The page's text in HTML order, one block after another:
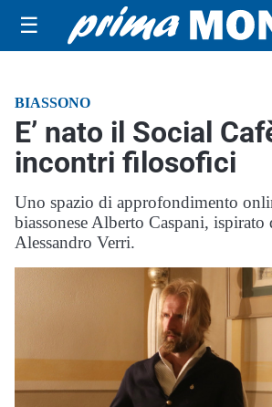
☰
BIASSONO
E’ nato il Social
incontri filosofici
Uno spazio di approfondimento
biassonese Alberto Caspani,
Alessandro Verri.